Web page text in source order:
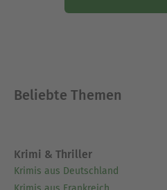
Beliebte Themen
Krimi & Thriller
Krimis aus Deutschland